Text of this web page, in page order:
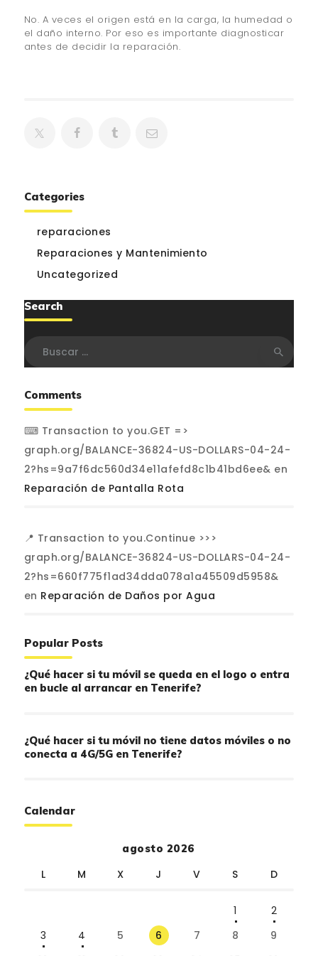
No. A veces el origen está en la carga, la humedad o
el daño interno. Por eso es importante diagnosticar
antes de decidir la reparación.
Categories
reparaciones
Reparaciones y Mantenimiento
Uncategorized
Search
Comments
⌨ Transaction to you.GET =>
graph.org/BALANCE-36824-US-DOLLARS-04-24-
2?hs=9a7f6dc560d34e11afefd8c1b41bd6ee& en
Reparación de Pantalla Rota
📍 Transaction to you.Continue >>>
graph.org/BALANCE-36824-US-DOLLARS-04-24-
2?hs=660f775f1ad34dda078a1a45509d5958&
en Reparación de Daños por Agua
Popular Posts
¿Qué hacer si tu móvil se queda en el logo o entra
en bucle al arrancar en Tenerife?
¿Qué hacer si tu móvil no tiene datos móviles o no
conecta a 4G/5G en Tenerife?
Calendar
agosto 2026
L M X J V S D
1
2
3
4 5 6 7 8
9